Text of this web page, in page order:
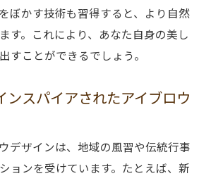
ぼかす技術も習得すると、より自然
す。これにより、あなた自身の美し
すことができるでしょう。
ンスパイアされたアイブロウ
デザインは、地域の風習や伝統行事
ョンを受けています。たとえば、新